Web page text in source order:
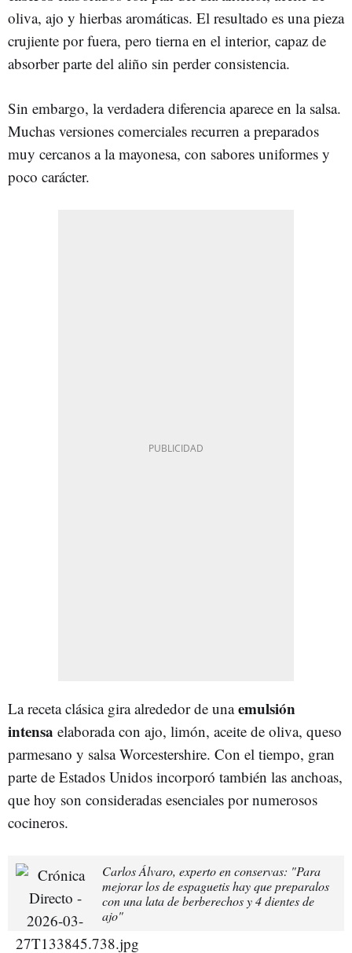
oliva, ajo y hierbas aromáticas. El resultado es una pieza
crujiente por fuera, pero tierna en el interior, capaz de
absorber parte del aliño sin perder consistencia.
Sin embargo, la verdadera diferencia aparece en la salsa.
Muchas versiones comerciales recurren a preparados
muy cercanos a la mayonesa, con sabores uniformes y
poco carácter.
La receta clásica gira alrededor de unaemulsión
intensa elaborada con ajo, limón, aceite de oliva, queso
parmesano y salsa Worcestershire. Con el tiempo, gran
parte de Estados Unidos incorporó también las anchoas,
que hoy son consideradas esenciales por numerosos
cocineros.
Carlos Álvaro, experto en conservas: "Para
mejorar los de espaguetis hay que preparalos
con una lata de berberechos y 4 dientes de
ajo"